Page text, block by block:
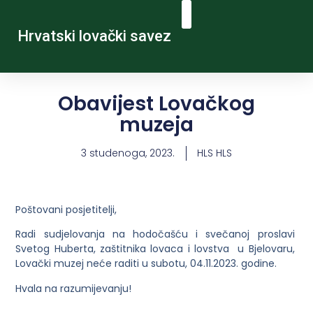
Hrvatski lovački savez
Obavijest Lovačkog
muzeja
3 studenoga, 2023. HLS HLS
Poštovani posjetitelji,
Radi sudjelovanja na hodočašću i svečanoj proslavi
Svetog Huberta, zaštitnika lovaca i lovstva u Bjelovaru,
Lovački muzej neće raditi u subotu, 04.11.2023. godine.
Hvala na razumijevanju!